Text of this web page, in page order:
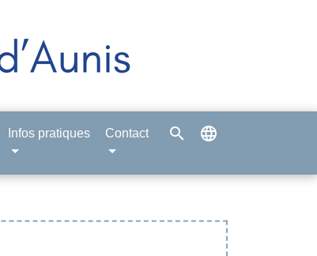
Infos pratiques Contact search language